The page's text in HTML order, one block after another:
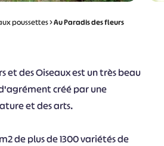
poussettes>Au Paradis des fleurs
et des Oiseaux est un très beau
créé par une
et des arts.
de plus de 1300 variétés de